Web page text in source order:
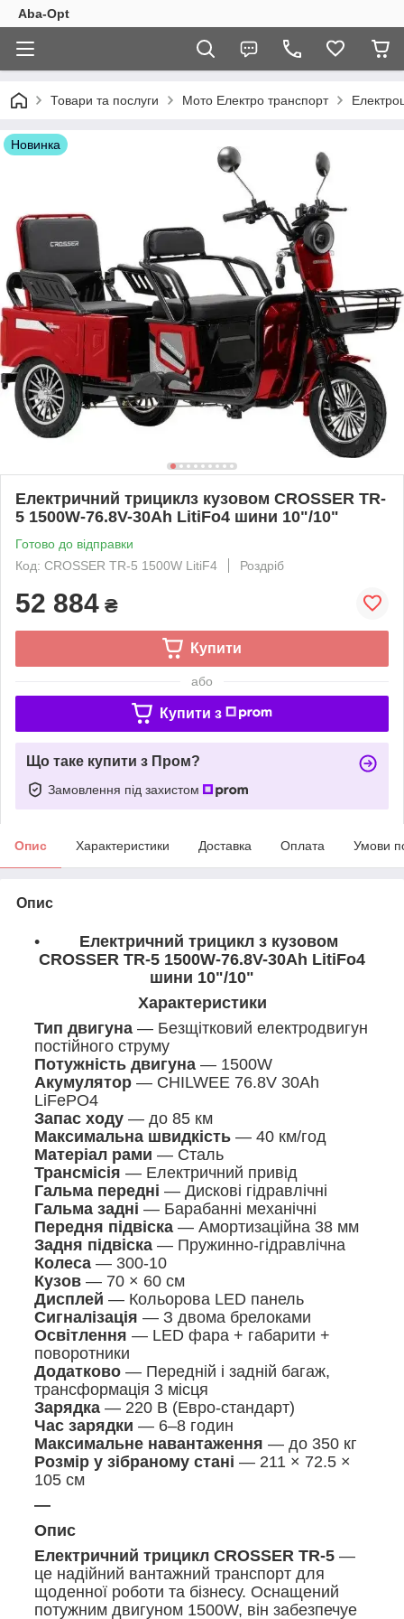
Aba-Opt
Товари та послуги Мото Електро транспорт
Новинка
Електричний трициклз кузовом CROSSER TR-
5 1500W-76.8V-30Ah LitiFo4 шини 10"/10"
Готово до відправки
Код: CROSSER TR-5 1500W LitiF4
Роздріб
52 884 ₴
Купити
або
Купити з
Що таке купити з Пром?
Замовлення під захистом
Опис Характеристики Доставка Оплата Умови
Опис
Електричний трицикл з кузовом
CROSSER TR-5 1500W-76.8V-30Ah LitiFo4
шини 10"/10"
Характеристики
Тип двигуна — Безщітковий електродвигун
постійного струму
Потужність двигуна — 1500W
Акумулятор — CHILWEE 76.8V 30Ah
LiFePO4
Запас ходу — до 85 км
Максимальна швидкість — 40 км/год
Матеріал рами — Сталь
Трансмісія — Електричний привід
Гальма передні — Дискові гідравлічні
Гальма задні — Барабанні механічні
Передня підвіска — Амортизаційна 38 мм
Задня підвіска — Пружинно-гідравлічна
Колеса — 300-10
Кузов — 70 × 60 см
Дисплей — Кольорова LED панель
Сигналізація — З двома брелоками
Освітлення — LED фара + габарити +
поворотники
Додатково — Передній і задній багаж,
трансформація 3 місця
Зарядка — 220 В (Евро-стандарт)
Час зарядки — 6–8 годин
Максимальне навантаження — до 350 кг
Розмір у зібраному стані — 211 × 72.5 ×
105 см
—
Опис
Електричний трицикл CROSSER TR-5 —
це надійний вантажний транспорт для
щоденної роботи та бізнесу. Оснащений
потужним двигуном 1500W, він забезпечуе